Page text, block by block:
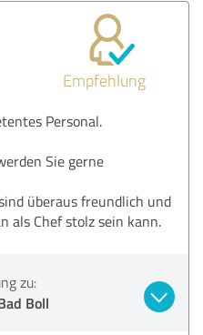
Empfehlung
Personal.
Sie gerne
überaus freundlich und
als Chef stolz sein kann.
zu:
Boll